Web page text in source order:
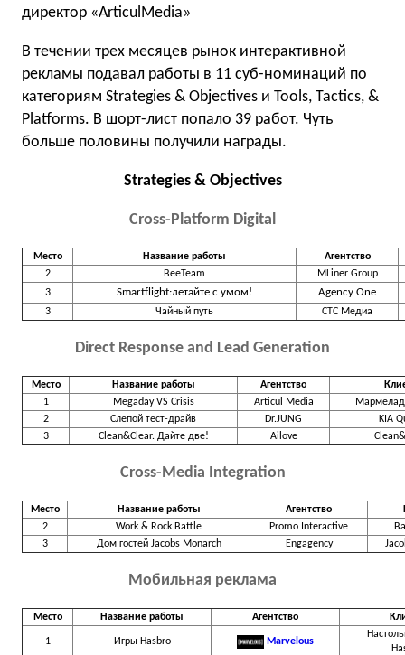
директор «ArticulMedia»
В течении трех месяцев рынок интерактивной
рекламы подавал работы в 11 суб-номинаций по
категориям Strategies & Objectives и Tools, Tactics, &
Platforms. В шорт-лист попало 39 работ. Чуть
больше половины получили награды.
Strategies & Objectives
Cross-Platform Digital
Место Название работы
Агентство
2
BeeTeam
MLiner Group
3
Smartflight:летайте с умом! Agency One
3 Чайный путь СТС Медиа
Direct Response and Lead Generation
Место Название работы Агентство
1
Megaday VS Crisis Articul Media
2
Слепой тест-драйв Dr.JUNG
KIA
3
Clean&Clear. Дайте две! Ailove
Cross-Media Integration
Место Название работы Агентство
2
Work & Rock Battle Promo Interactive
3
Дом гостей Jacobs Monarch Engagency
Мобильная реклама
Место Название работы Агентство
1 Игры Hasbro Marvelous